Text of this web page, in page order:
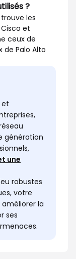
?
les
et
ceux de
de Palo Alto
et
génération
une
robustes
votre
la
ses